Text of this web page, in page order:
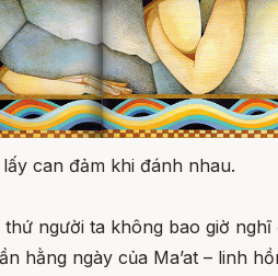
can đảm khi đánh nhau.
người ta không bao giờ
hằng ngày của Ma’at – linh